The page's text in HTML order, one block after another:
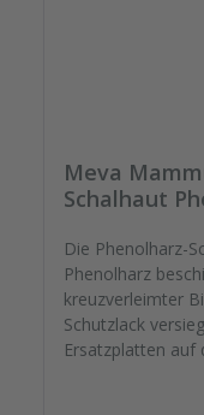
Meva
Schalhaut
Die Phenolharz-
Phenolharz
kreuzverleimter
Schutzlack
Ersatzplatten auf